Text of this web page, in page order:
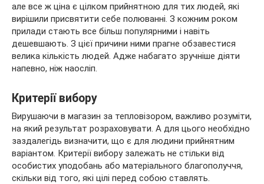
але все ж ціна є цілком прийнятною для тих людей, які
вирішили присвятити себе полюванні. З кожним роком
прилади стають все більш популярними і навіть
дешевшають. З цієї причини ними прагне обзавестися
велика кількість людей. Адже набагато зручніше діяти
напевно, ніж наосліп.
Критерії вибору
Вирушаючи в магазин за тепловізором, важливо розуміти,
на який результат розраховувати. А для цього необхідно
заздалегідь визначити, що є для людини прийнятним
варіантом. Критерії вибору залежать не стільки від
особистих уподобань або матеріального благополуччя,
скільки від того, які цілі перед собою ставлять.